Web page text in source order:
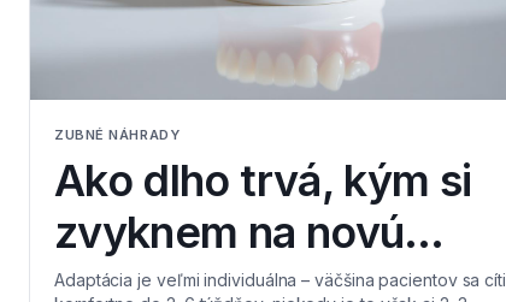
ZUBNÉ NÁHRADY
Ako dlho trvá, kým si
zvyknem na novú
snímateľnú zubnú
Adaptácia je veľmi individuálna – väčšina pacientov sa cíti